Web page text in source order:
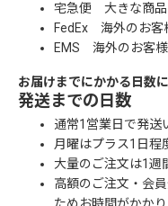
宅急便 大きな商品
FedEx 海外のお客
EMS 海外のお客
お届けまでにかかる日数
発送までの日数
通常1営業日で発送
月曜はプラス1日程
大量のご注文は1週
高額のご注文・会